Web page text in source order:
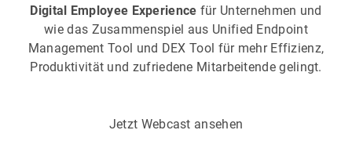
Digital Employee Experience für Unternehmen und
wie das Zusammenspiel aus Unified Endpoint
Management Tool und DEX Tool für mehr Effizienz,
Produktivität und zufriedene Mitarbeitende gelingt.
Jetzt Webcast ansehen